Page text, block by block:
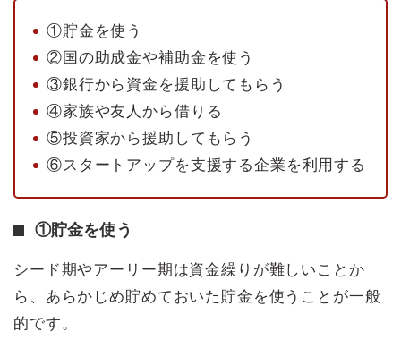
①貯金を使う
②国の助成金や補助金を使う
③銀行から資金を援助してもらう
④家族や友人から借りる
⑤投資家から援助してもらう
⑥スタートアップを支援する企業を利用する
①貯金を使う
シード期やアーリー期は資金繰りが難しいことか
ら、あらかじめ貯めておいた貯金を使うことが一般
的です。